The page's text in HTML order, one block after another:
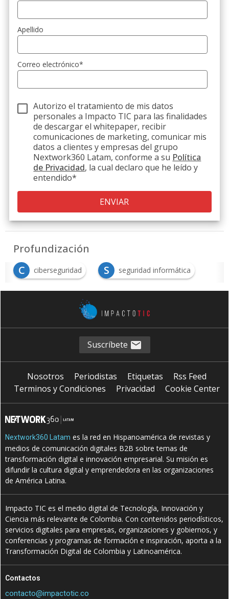
Apellido
Correo electrónico*
Autorizo el tratamiento de mis datos
personales a Impacto TIC para las finalidades
de descargar el whitepaper, recibir
comunicaciones de marketing, comunicar mis
datos a clientes y empresas del grupo
Nextwork360 Latam, conforme a su Política
de Privacidad, la cual declaro que he leído y
entendido*
Profundización
C
ciberseguridad S seguridad informática
Suscríbete
Nosotros Periodistas Etiquetas
Rss Feed
Terminos y Condiciones
Privacidad Cookie Center
Nextwork360 Latam es la red en Hispanoamérica de revistas y
medios de comunicación digitales B2B sobre temas de
transformación digital e innovación empresarial. Su misión es
difundir la cultura digital y emprendedora en las organizaciones
de América Latina.
Impacto TIC es el medio digital de Tecnología, Innovación y
Ciencia más relevante de Colombia. Con contenidos periodísticos,
servicios digitales para empresas, organizaciones y gobiernos, y
conferencias y programas de formación e inspiración, aporta a la
Transformación Digital de Colombia y Latinoamérica.
Contactos
contacto@impactotic.co